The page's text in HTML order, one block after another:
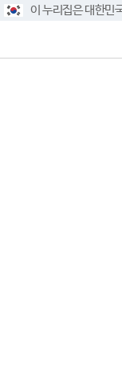
이 누리집은 대한민